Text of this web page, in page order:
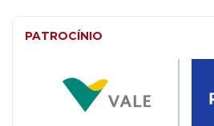
PATROCÍNIO